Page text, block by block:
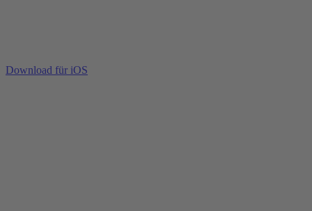
Download für iOS